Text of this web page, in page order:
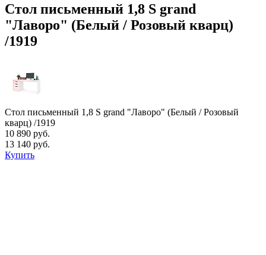
Стол письменный 1,8 S grand
"Лаворо" (Белый / Розовый кварц)
/1919
Стол письменный 1,8 S grand "Лаворо" (Белый / Розовый
кварц) /1919
10 890 руб.
13 140 руб.
Купить